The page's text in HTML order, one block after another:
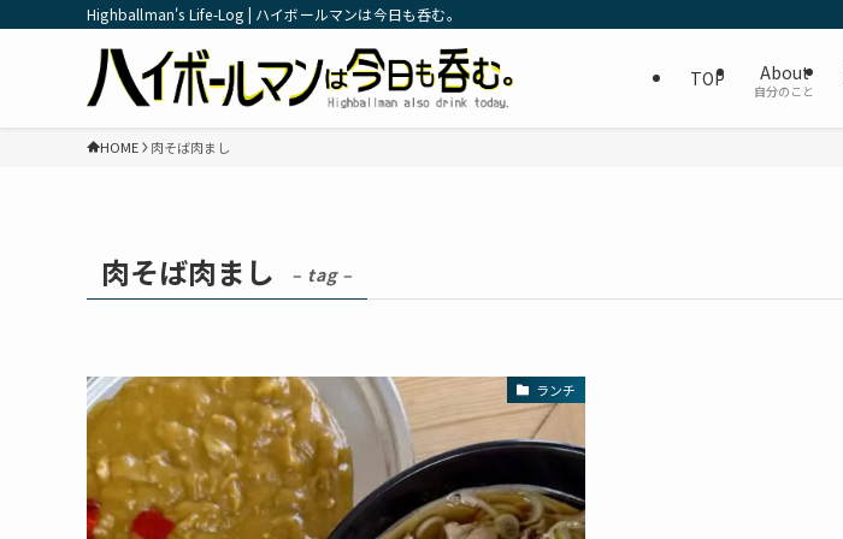
Highballman's Life-Log | ハイボールマンは今日も呑む。
TOP About
自分のこと
HOME 肉そば肉まし
肉そば肉まし – tag –
ランチ